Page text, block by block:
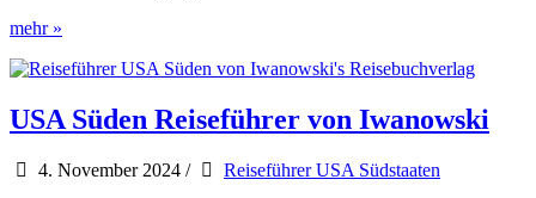
Die
wird
Asheville
groß
mehr »
USA Süden Reiseführer von Iwanowski
4. November 2024 /
Reiseführer USA Südstaaten